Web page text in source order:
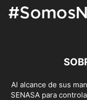
Al alcance de sus
SENASA para